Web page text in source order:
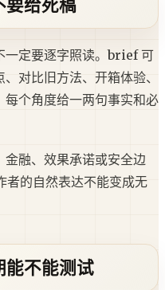
一定要逐字照读。brief 可
对比旧方法、开箱体验、
个角度给一两句事实和必
融、效果承诺或安全边
的自然表达不能变成无
能不能测试